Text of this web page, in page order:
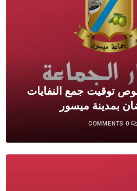
توقيت جمع النفايات
بمدينة ميسور
0